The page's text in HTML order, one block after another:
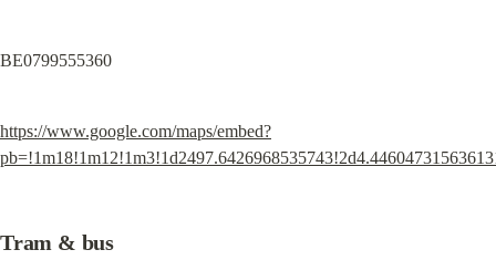
BE0799555360
https://www.google.com/maps/embed?
Tram & bus